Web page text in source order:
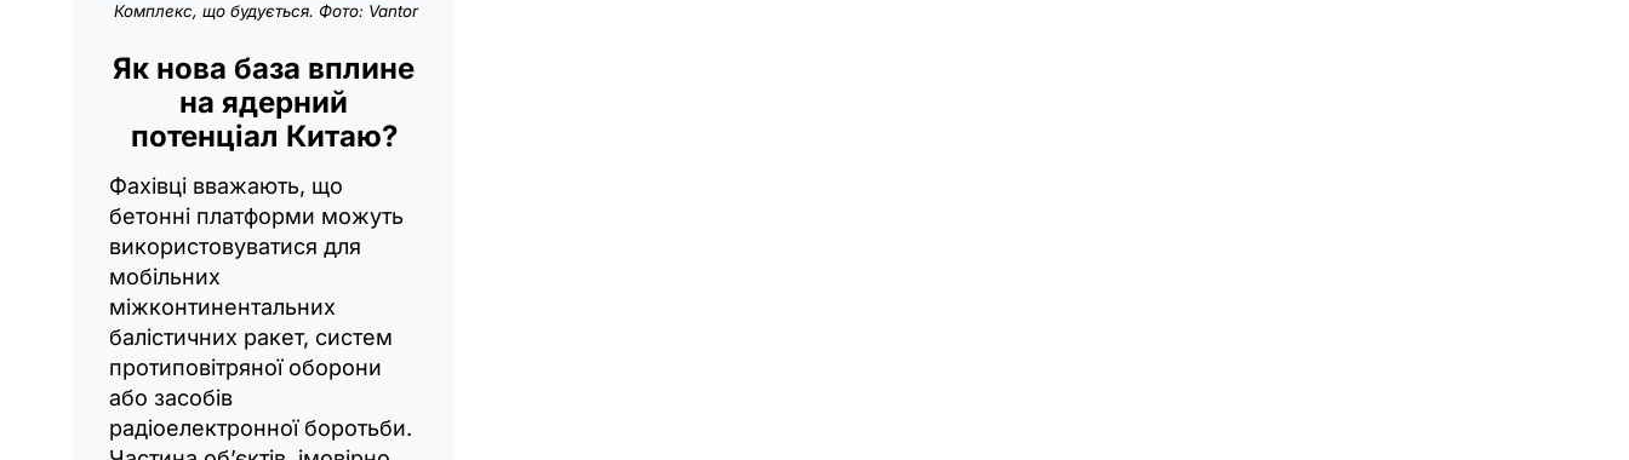
Комплекс, що будується. Фото: Vantor
Як нова база вплине
на ядерний
потенціал Китаю?
Фахівці вважають, що
бетонні платформи можуть
використовуватися для
мобільних
міжконтинентальних
балістичних ракет, систем
протиповітряної оборони
або засобів
радіоелектронної боротьби.